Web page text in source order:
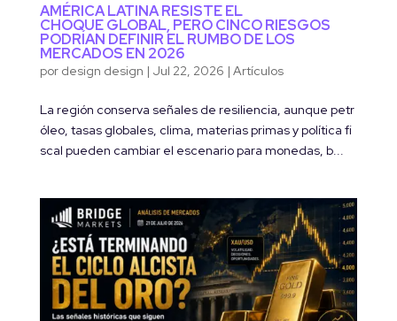
AMÉRICA LATINA RESISTE EL
CHOQUE GLOBAL, PERO CINCO RIESGOS
PODRÍAN DEFINIR EL RUMBO DE LOS
MERCADOS EN 2026
por design design | Jul 22, 2026 | Artículos
La región conserva señales de resiliencia, aunque petr
óleo, tasas globales, clima, materias primas y política fi
scal pueden cambiar el escenario para monedas, b...